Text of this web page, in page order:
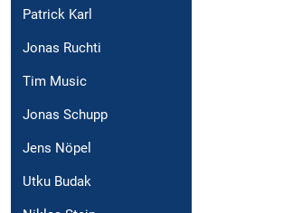
Patrick Karl
Jonas Ruchti
Tim Music
Jonas Schupp
Jens Nöpel
Utku Budak